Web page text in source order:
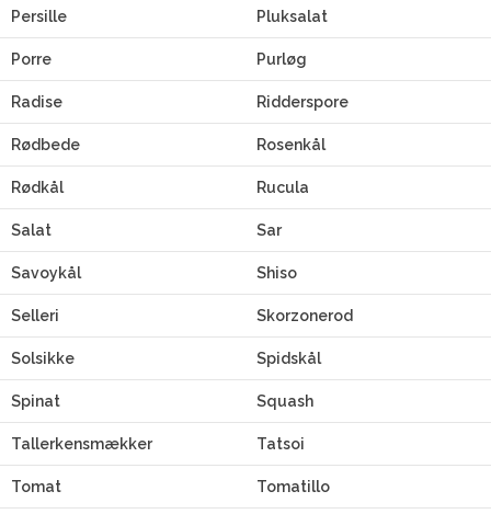
Persille Pluksalat
Porre Purløg
Radise Ridderspore
Rødbede Rosenkål
Rødkål Rucula
Salat Sar
Savoykål Shiso
Selleri Skorzonerod
Solsikke Spidskål
Spinat Squash
Tallerkensmækker Tatsoi
Tomat Tomatillo